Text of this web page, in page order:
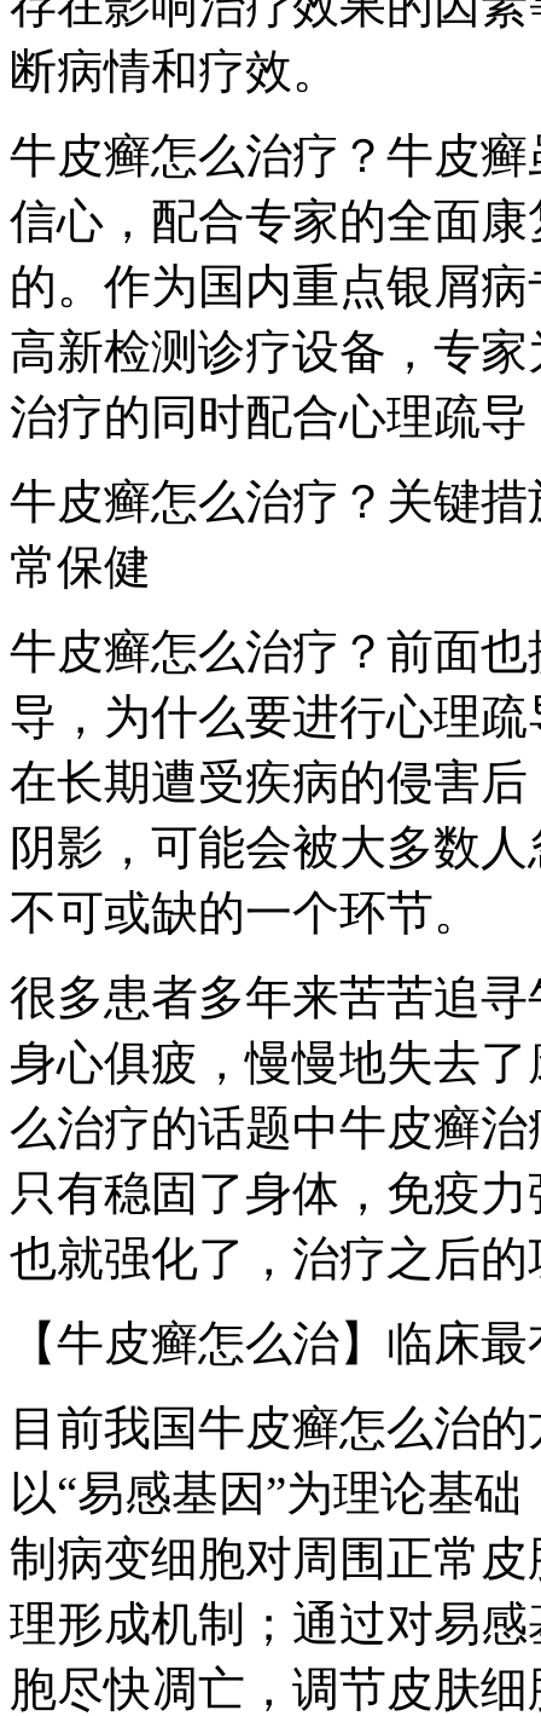
断病情和疗效。
牛皮癣怎么治疗？牛皮
信心，配合专家的全面
的。作为国内重点银屑
高新检测诊疗设备，专
治疗的同时配合心理疏
牛皮癣怎么治疗？关键
常保健
牛皮癣怎么治疗？前面
导，为什么要进行心理
在长期遭受疾病的侵害
阴影，可能会被大多数
不可或缺的一个环节。
很多患者多年来苦苦追
身心俱疲，慢慢地失去
么治疗的话题中牛皮癣
只有稳固了身体，免疫
也就强化了，治疗之后
【牛皮癣怎么治】临床
目前我国牛皮癣怎么治
以“易感基因”为理论基
制病变细胞对周围正常
理形成机制；通过对易
胞尽快凋亡，调节皮肤